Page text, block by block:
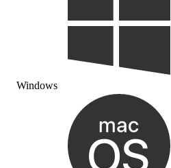
Windows